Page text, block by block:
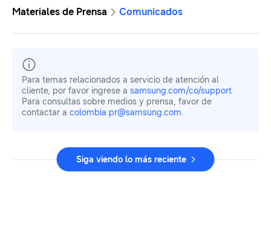
Materiales de Prensa
Comunicados
Para temas relacionados a servicio de atención al
cliente, por favor ingrese a samsung.com/co/support
Para consultas sobre medios y prensa, favor de
contactar a colombia.pr@samsung.com.
Siga viendo lo más reciente